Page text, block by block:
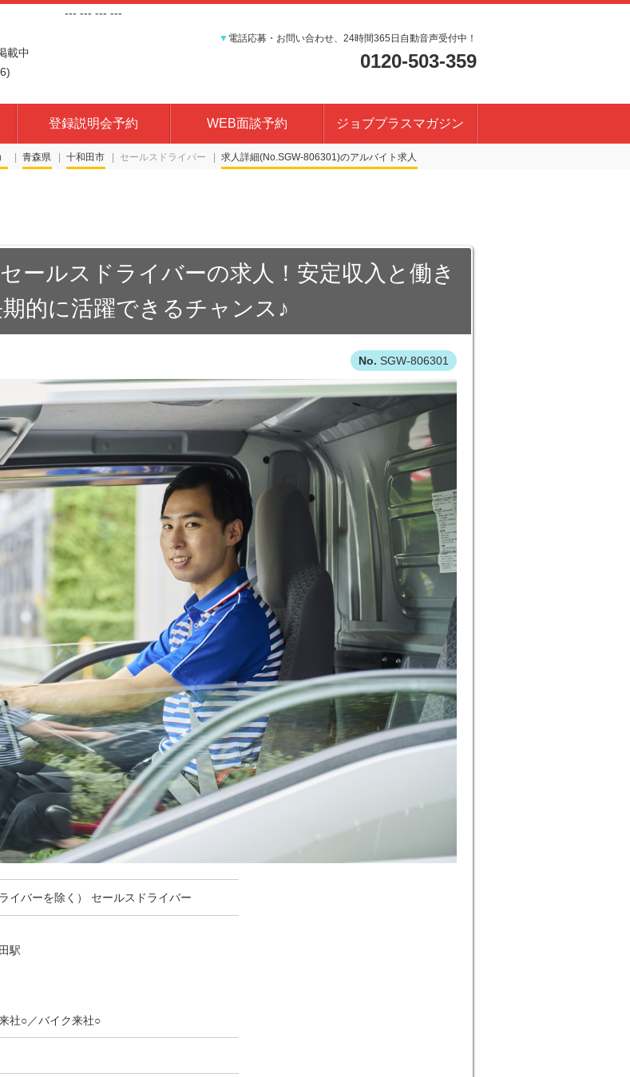
--- --- --- ---
載中
▼ 電話応募・お問い合わせ、24時間365日自動音声受付中！
0120-503-359
登録説明会予約 WEB面談予約 ジョブプラスマガジン
青森県 十和田市 セールスドライバー 求人詳細(No.SGW-806301)
ルスドライバーの求人！安定収入と働き
的に活躍できるチャンス♪
SGW-806301
イバーを除く） セールスドライバー
駅
社○／バイク来社○